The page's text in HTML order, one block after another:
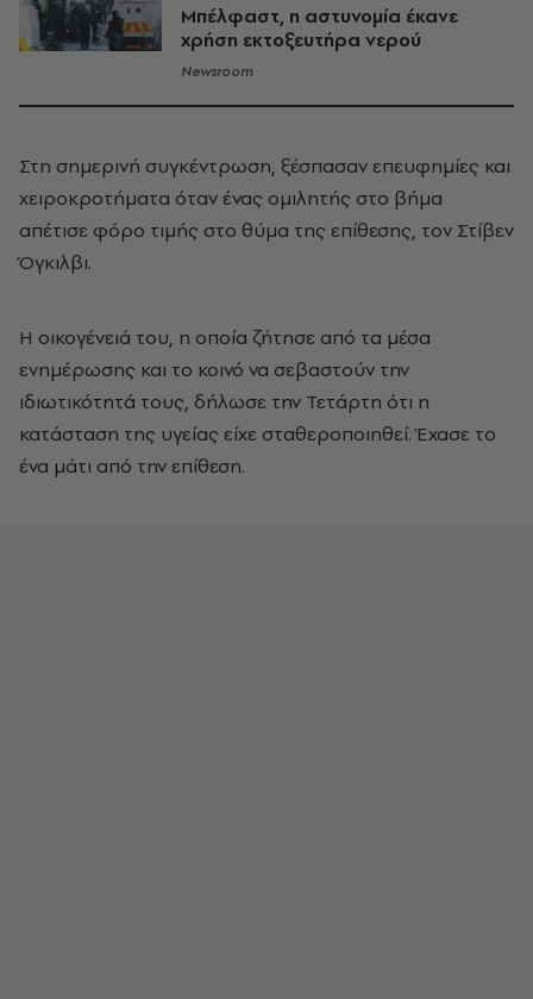
Μπέλφαστ, η αστυνομία έκανε
χρήση εκτοξευτήρα νερού
Newsroom
Στη σημερινή συγκέντρωση, ξέσπασαν επευφημίες και
χειροκροτήματα όταν ένας ομιλητής στο βήμα
απέτισε φόρο τιμής στο θύμα της επίθεσης, τον Στίβεν
Όγκιλβι.
Η οικογένειά του, η οποία ζήτησε από τα μέσα
ενημέρωσης και το κοινό να σεβαστούν την
ιδιωτικότητά τους, δήλωσε την Τετάρτη ότι η
κατάσταση της υγείας είχε σταθεροποιηθεί. Έχασε το
ένα μάτι από την επίθεση.